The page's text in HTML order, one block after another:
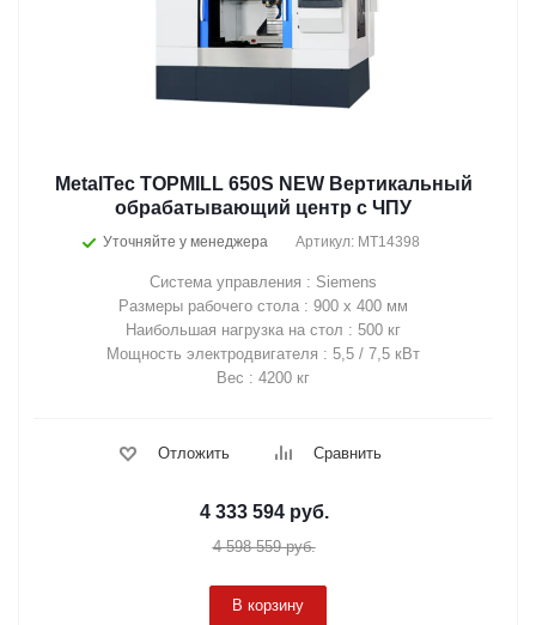
MetalTec TOPMILL 650S NEW Вертикальный
обрабатывающий центр с ЧПУ
Уточняйте у менеджера Артикул: MT14398
Система управления : Siemens
Размеры рабочего стола : 900 х 400 мм
Наибольшая нагрузка на стол : 500 кг
Мощность электродвигателя : 5,5 / 7,5 кВт
Вес : 4200 кг
Отложить Сравнить
4 333 594руб.
4 598 559руб.
В корзину